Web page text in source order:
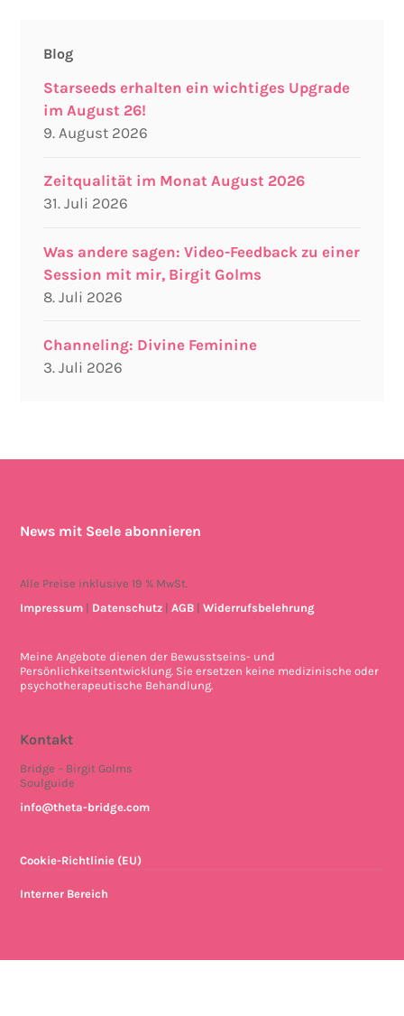
Blog
Starseeds erhalten ein wichtiges Upgrade
im August 26!
9. August 2026
Zeitqualität im Monat August 2026
31. Juli 2026
Was andere sagen: Video-Feedback zu einer
Session mit mir, Birgit Golms
8. Juli 2026
Channeling: Divine Feminine
3. Juli 2026
News mit Seele abonnieren
Alle Preise inklusive 19 % MwSt.
Impressum
Datenschutz |AGB |Widerrufsbelehrung
Meine Angebote dienen der Bewusstseins- und
Persönlichkeitsentwicklung. Sie ersetzen keine medizinische oder
psychotherapeutische Behandlung.
Kontakt
Bridge – Birgit Golms
Soulguide
info@theta-bridge.com
Cookie-Richtlinie (EU)
Interner Bereich